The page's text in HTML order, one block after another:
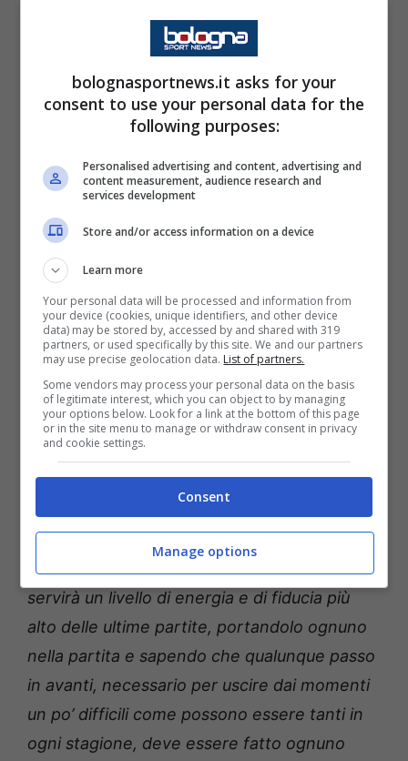
subito venerdì scorso al Pireo contro
Il coach virtussinoSergio Scariolo
vigilia della sfida europea.
Sergio Scariolo, le sue dichiarazioni
“Alba Berlino è una squadra atletica e di
talento, di fatto è la prima come velocità e
numero di possessi. Tirano bene, molti
giocatori possono tirare bene da tre e sono
molto atletici dal punto di vista difensivo,
occupano infatti le prime posizioni dei
ranking nelle palle recuperate e nelle
stoppate. E’ un avversario che va affrontato
con intelligenza, con controllo della palla,
cercando di prendere le decisioni giuste, con
concentrazione e altruismo. Naturalmente
servirà un livello di energia e di fiducia più
alto delle ultime partite, portandolo ognuno
nella partita e sapendo che qualunque passo
in avanti, necessario per uscire dai momenti
un po’ difficili come possono essere tanti in
ogni stagione, deve essere fatto ognuno
bolognasportnews.it asks for your
consent to use your personal data for the
following purposes:
Personalised advertising and content, advertising and
content measurement, audience research and
services development
Store and/or access information on a device
Learn more
Your personal data will be processed and information from
your device (cookies, unique identifiers, and other device
data) may be stored by, accessed by and shared with 319
partners, or used specifically by this site. We and our partners
may use precise geolocation data. List of partners.
Some vendors may process your personal data on the basis
of legitimate interest, which you can object to by managing
your options below. Look for a link at the bottom of this page
or in the site menu to manage or withdraw consent in privacy
and cookie settings.
Consent
Manage options